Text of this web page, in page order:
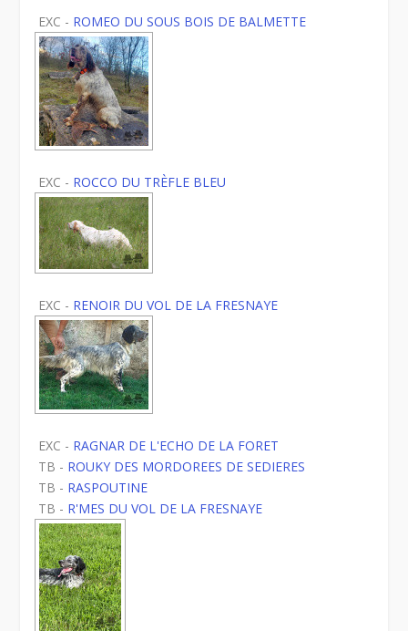
EXC - ROMEO DU SOUS BOIS DE BALMETTE
EXC - ROCCO DU TRÈFLE BLEU
EXC - RENOIR DU VOL DE LA FRESNAYE
EXC - RAGNAR DE L'ECHO DE LA FORET
TB - ROUKY DES MORDOREES DE SEDIERES
TB - RASPOUTINE
TB - R'MES DU VOL DE LA FRESNAYE